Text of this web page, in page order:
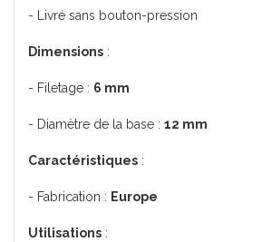
- Livré sans bouton-pression
Dimensions :
- Filetage : 6 mm
- Diamètre de la base : 12 mm
Caractéristiques :
- Fabrication : Europe
Utilisations :